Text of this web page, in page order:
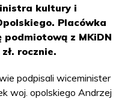
kultury i
Placówka
z MKiDN
rocznie.
podpisali wiceminister
woj. opolskiego Andrzej